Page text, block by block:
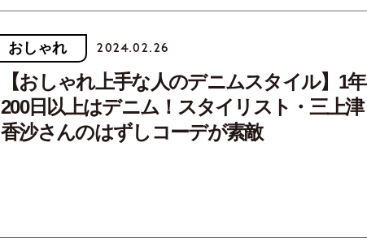
おしゃれ 2024.02.26
【おしゃれ上手な人のデニムスタイル】1年
200日以上はデニム！スタイリスト・三上津
香沙さんのはずしコーデが素敵